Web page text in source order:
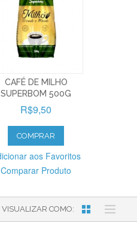
CAFÉ DE MILHO
SUPERBOM 500G
R$9,50
COMPRAR
aos Favoritos
Comparar Produto
VISUALIZAR COMO